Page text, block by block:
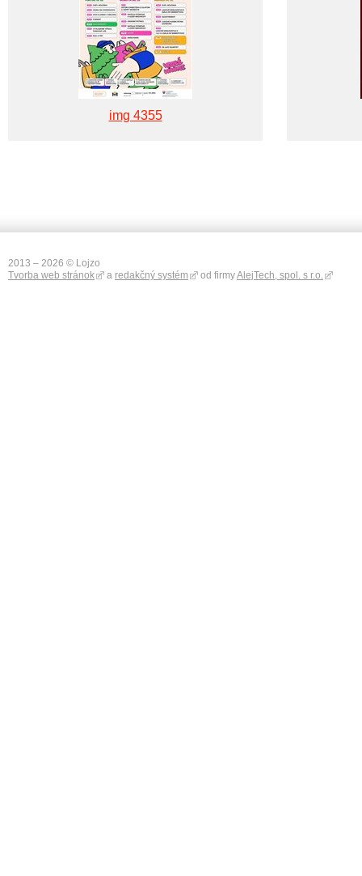
img 4355
2013 – 2026 © Lojzo
Tvorba web stránok
a redakčný systém od firmyAlejTech, spol. s r.o.